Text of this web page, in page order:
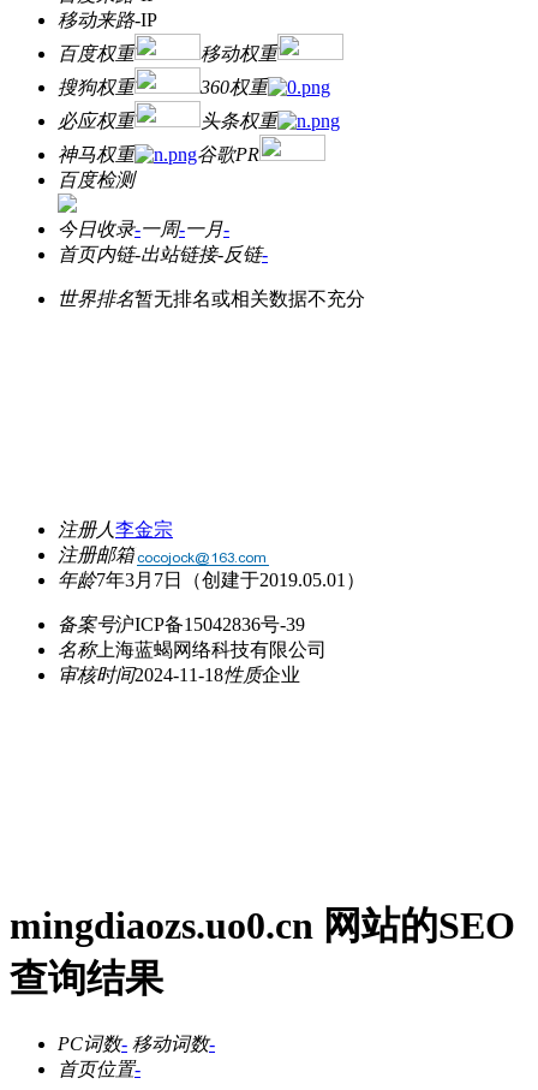
移动来路-IP
百度权重
移动权重
搜狗权重
360权重
必应权重
头条权重
神马权重
谷歌PR
百度检测
今日收录-一周-一月-
首页内链-出站链接-反链-
世界排名暂无排名或相关数据不充分
注册人李金宗
注册邮箱
年龄7年3月7日 （创建于2019.05.01）
备案号沪ICP备15042836号-39
名称上海蓝蝎网络科技有限公司
审核时间2024-11-18性质企业
mingdiaozs.uo0.cn 网站的SEO
查询结果
PC词数- 移动词数-
首页位置-